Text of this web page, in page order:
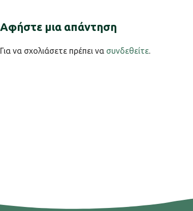
Αφήστε μια απάντηση
Για να σχολιάσετε πρέπει να συνδεθείτε.